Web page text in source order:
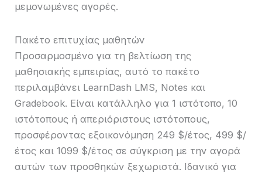
μεμονωμένες αγορές.
Πακέτο επιτυχίας μαθητών
Προσαρμοσμένο για τη βελτίωση της
μαθησιακής εμπειρίας, αυτό το πακέτο
περιλαμβάνει LearnDash LMS, Notes και
Gradebook. Είναι κατάλληλο για 1 ιστότοπο, 10
ιστότοπους ή απεριόριστους ιστότοπους,
προσφέροντας εξοικονόμηση 249 $/έτος, 499 $/
έτος και 1099 $/έτος σε σύγκριση με την αγορά
αυτών των προσθηκών ξεχωριστά. Ιδανικό για